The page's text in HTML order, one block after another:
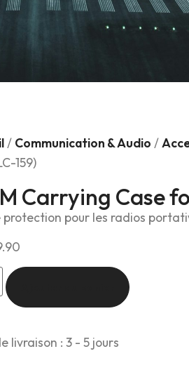
/ Communication & Audio /
159)
Carrying Case
protection pour les radios
livraison : 3 - 5 jours